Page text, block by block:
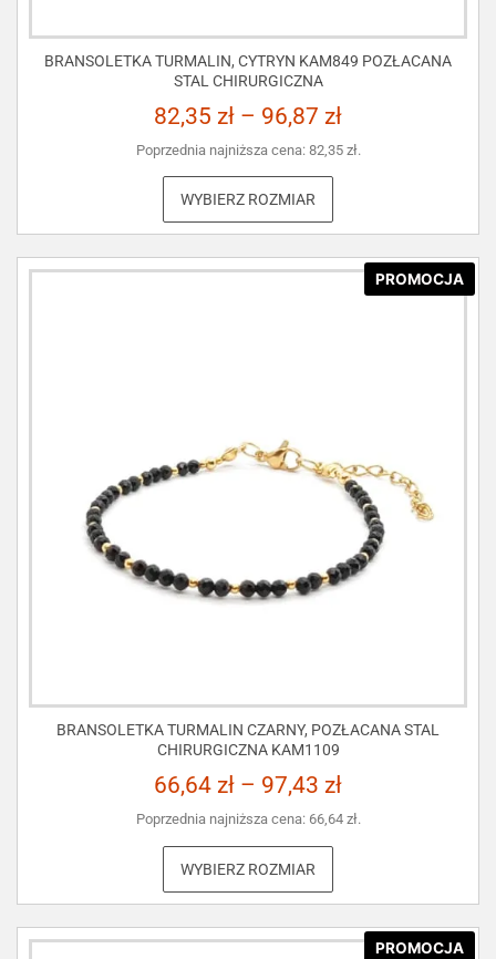
BRANSOLETKA TURMALIN, CYTRYN KAM849 POZŁACANA
STAL CHIRURGICZNA
82,35 zł – 96,87 zł
Poprzednia najniższa cena: 82,35 zł.
WYBIERZ ROZMIAR
PROMOCJA
BRANSOLETKA TURMALIN CZARNY, POZŁACANA STAL
CHIRURGICZNA KAM1109
66,64 zł – 97,43 zł
Poprzednia najniższa cena: 66,64 zł.
WYBIERZ ROZMIAR
PROMOCJA